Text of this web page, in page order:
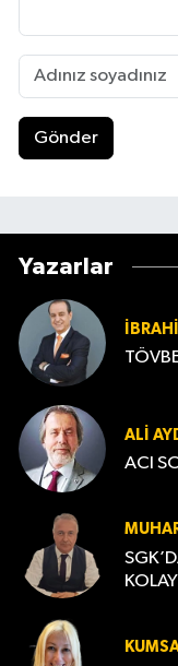
Gönder
Yazarlar
ALI
ACI